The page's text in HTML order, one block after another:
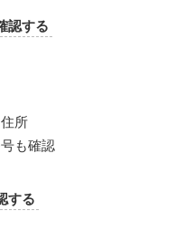
認する
所
も確認
する